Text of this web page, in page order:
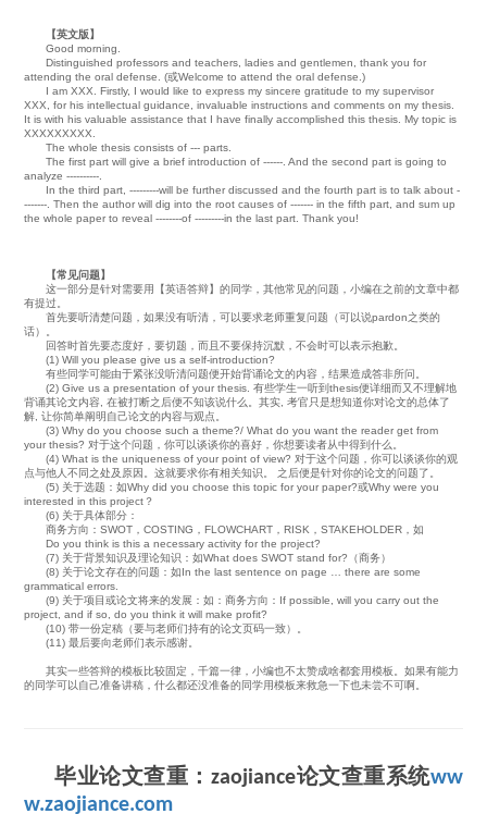
【英文版】
Good morning.
Distinguished professors and teachers, ladies and gentlemen, thank you for
attending the oral defense. (或Welcome to attend the oral defense.)
I am XXX. Firstly, I would like to express my sincere gratitude to my supervisor
XXX, for his intellectual guidance, invaluable instructions and comments on my thesis.
It is with his valuable assistance that I have finally accomplished this thesis. My topic is
XXXXXXXXX.
The whole thesis consists of --- parts.
The first part will give a brief introduction of ------. And the second part is going to
analyze ----------.
In the third part, ---------will be further discussed and the fourth part is to talk about -
-------. Then the author will dig into the root causes of ------- in the fifth part, and sum up
the whole paper to reveal --------of ---------in the last part. Thank you!
【常见问题】
这一部分是针对需要用【英语答辩】的同学，其他常见的问题，小编在之前的文章中都
有提过。
首先要听清楚问题，如果没有听清，可以要求老师重复问题（可以说pardon之类的
话）。
回答时首先要态度好，要切题，而且不要保持沉默，不会时可以表示抱歉。
(1) Will you please give us a self-introduction?
有些同学可能由于紧张没听清问题便开始背诵论文的内容，结果造成答非所问。
(2) Give us a presentation of your thesis. 有些学生一听到thesis便详细而又不理解地
背诵其论文内容, 在被打断之后便不知该说什么。其实, 考官只是想知道你对论文的总体了
解, 让你简单阐明自己论文的内容与观点。
(3) Why do you choose such a theme?/ What do you want the reader get from
your thesis? 对于这个问题，你可以谈谈你的喜好，你想要读者从中得到什么。
(4) What is the uniqueness of your point of view? 对于这个问题，你可以谈谈你的观
点与他人不同之处及原因。这就要求你有相关知识。 之后便是针对你的论文的问题了。
(5) 关于选题：如Why did you choose this topic for your paper?或Why were you
interested in this project？
(6) 关于具体部分：
商务方向：SWOT，COSTING，FLOWCHART，RISK，STAKEHOLDER，如
Do you think is this a necessary activity for the project?
(7) 关于背景知识及理论知识：如What does SWOT stand for?（商务）
(8) 关于论文存在的问题：如In the last sentence on page … there are some
grammatical errors.
(9) 关于项目或论文将来的发展：如：商务方向：If possible, will you carry out the
project, and if so, do you think it will make profit?
(10) 带一份定稿（要与老师们持有的论文页码一致）。
(11) 最后要向老师们表示感谢。
其实一些答辩的模板比较固定，千篇一律，小编也不太赞成啥都套用模板。如果有能力
的同学可以自己准备讲稿，什么都还没准备的同学用模板来救急一下也未尝不可啊。
毕业论文查重：zaojiance论文查重系统ww
w.zaojiance.com